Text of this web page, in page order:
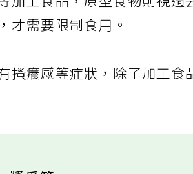
加工食品，原型食物則視過
才需要限制食用。
搔癢感等症狀，除了加工食